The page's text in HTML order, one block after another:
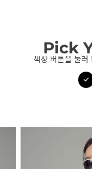
Pick
색상 버튼을 눌러